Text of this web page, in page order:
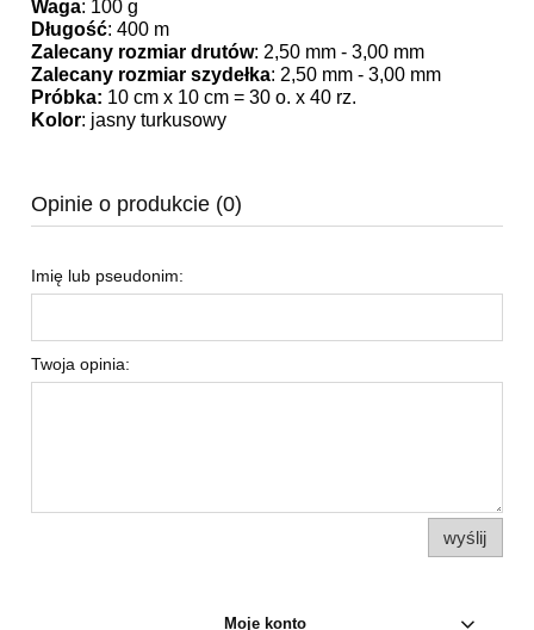
Waga: 100 g
Długość: 400 m
Zalecany rozmiar drutów: 2,50 mm - 3,00 mm
Zalecany rozmiar szydełka: 2,50 mm - 3,00 mm
Próbka: 10 cm x 10 cm = 30 o. x 40 rz.
Kolor: jasny turkusowy
Opinie o produkcie (0)
Imię lub pseudonim:
Twoja opinia:
wyślij
Moje konto